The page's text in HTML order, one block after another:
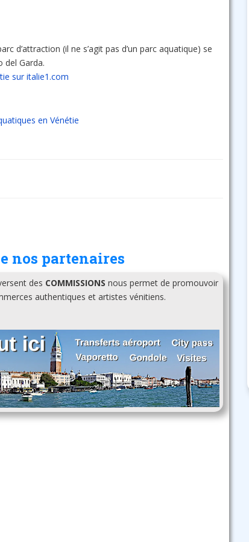
d’attraction (il ne s’agit pas d’un parc aquatique) se
del Garda.
sur italie1.com
en Vénétie
nos partenaires
des COMMISSIONS nous permet de promouvoir
authentiques et artistes vénitiens.